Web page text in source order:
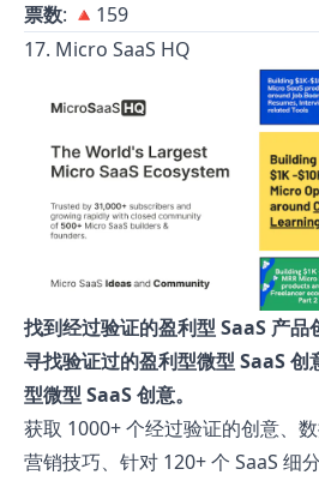
票数: 🔺159
17. Micro SaaS HQ
找到经过验证的盈利型 SaaS 产品
寻找验证过的盈利型微型 SaaS 创
型微型 SaaS 创意。
获取 1000+ 个经过验证的创意、数
营销技巧、针对 120+ 个 SaaS 细